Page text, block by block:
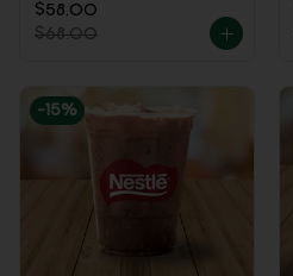
$58.00
$68.00
-15%